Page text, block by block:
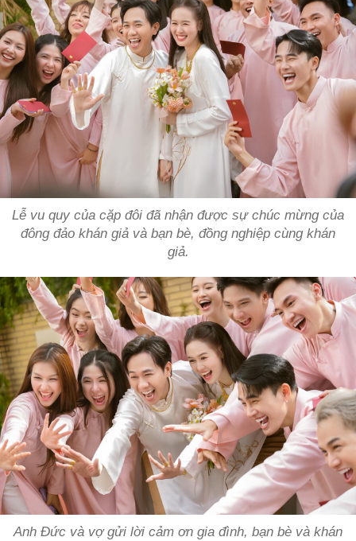
Lễ vu quy của cặp đôi đã nhận được sự chúc mừng của
đông đảo khán giả và bạn bè, đồng nghiệp cùng khán
giả.
Anh Đức và vợ gửi lời cảm ơn gia đình, bạn bè và khán